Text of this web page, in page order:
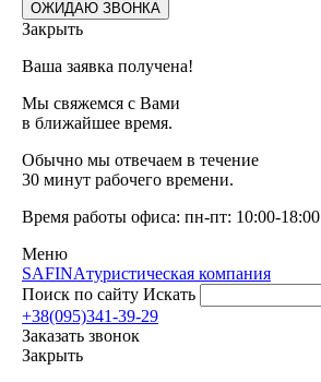
Закрыть
Ваша заявка получена!
Мы свяжемся с Вами
в ближайшее время.
Обычно мы отвечаем в течение
30 минут рабочего времени.
Время работы офиса: пн-пт: 10:00-18:00
Меню
SAFINAтуристическая компания
Поиск по сайту Искать
+38(095)341-39-29
Заказать звонок
Закрыть